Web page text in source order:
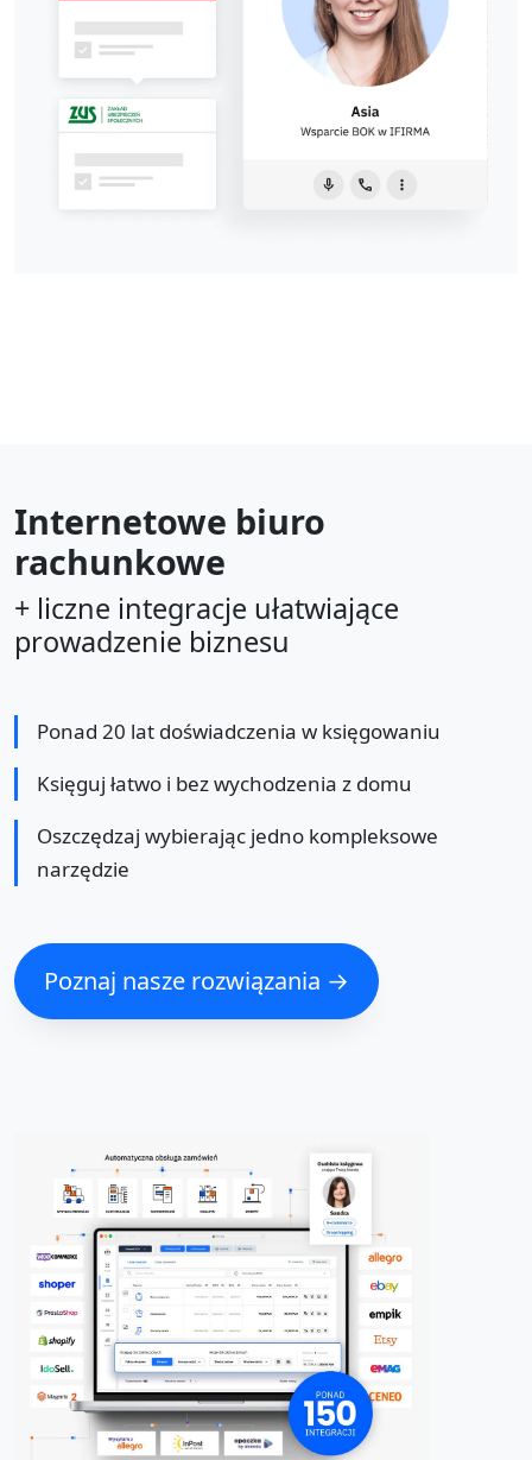
Internetowe biuro
rachunkowe
+ liczne integracje ułatwiające
prowadzenie biznesu
Ponad 20 lat doświadczenia w księgowaniu
Księguj łatwo i bez wychodzenia z domu
Oszczędzaj wybierając jedno kompleksowe
narzędzie
Poznaj nasze rozwiązania →